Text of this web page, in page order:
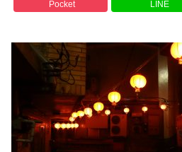
Pocket LINE